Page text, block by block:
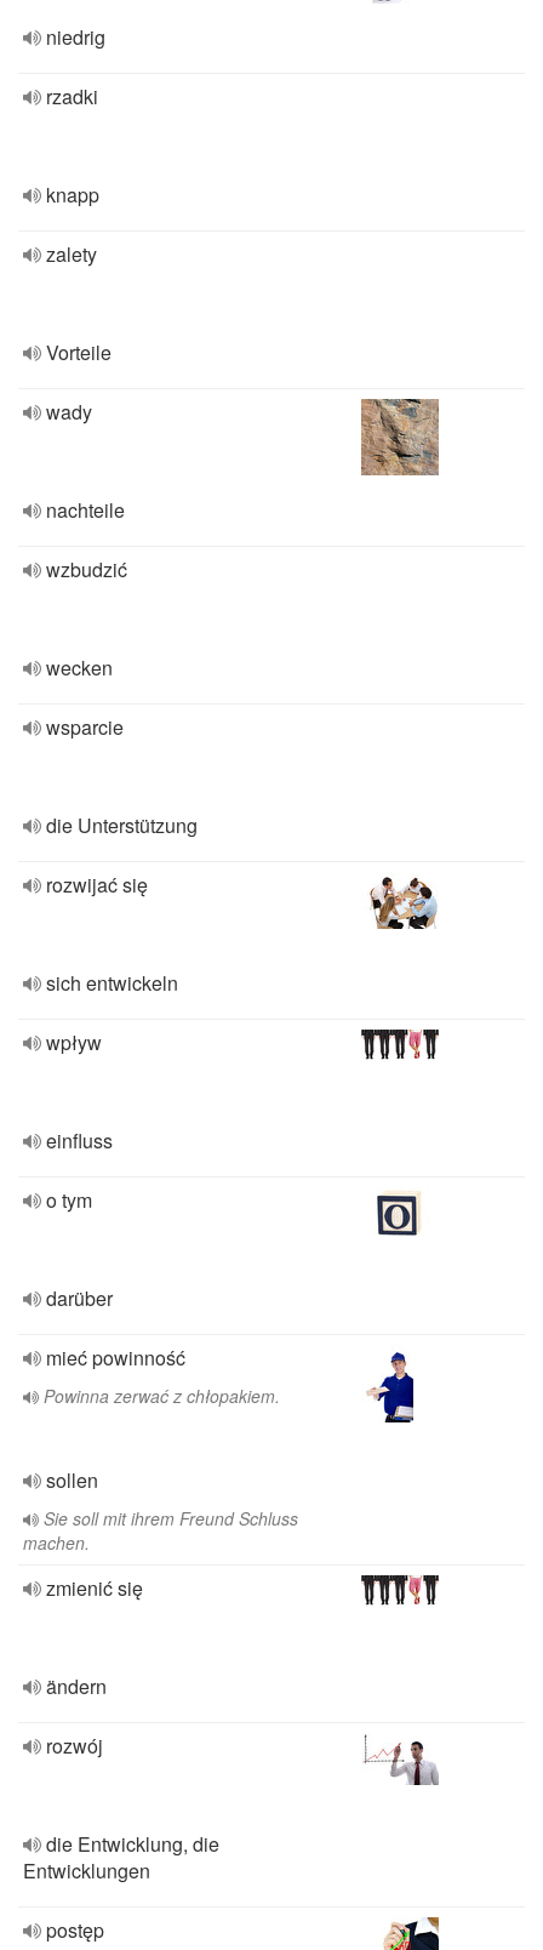
niedrig
rzadki
knapp
zalety
Vorteile
wady
nachteile
wzbudzić
wecken
wsparcie
die Unterstützung
rozwijać się
sich entwickeln
wpływ
einfluss
o tym
darüber
mieć powinność
Powinna zerwać z chłopakiem.
sollen
Sie soll mit ihrem Freund Schluss
machen.
zmienić się
ändern
rozwój
die Entwicklung, die
Entwicklungen
postęp